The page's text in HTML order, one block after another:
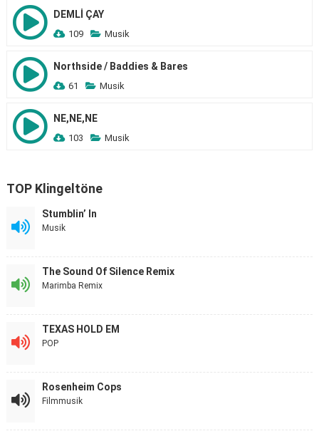
DEMLİ ÇAY
109 Musik
Northside / Baddies & Bares
61 Musik
NE,NE,NE
103 Musik
TOP Klingeltöne
Stumblin’ In
Musik
The Sound Of Silence Remix
Marimba Remix
TEXAS HOLD EM
POP
Rosenheim Cops
Filmmusik